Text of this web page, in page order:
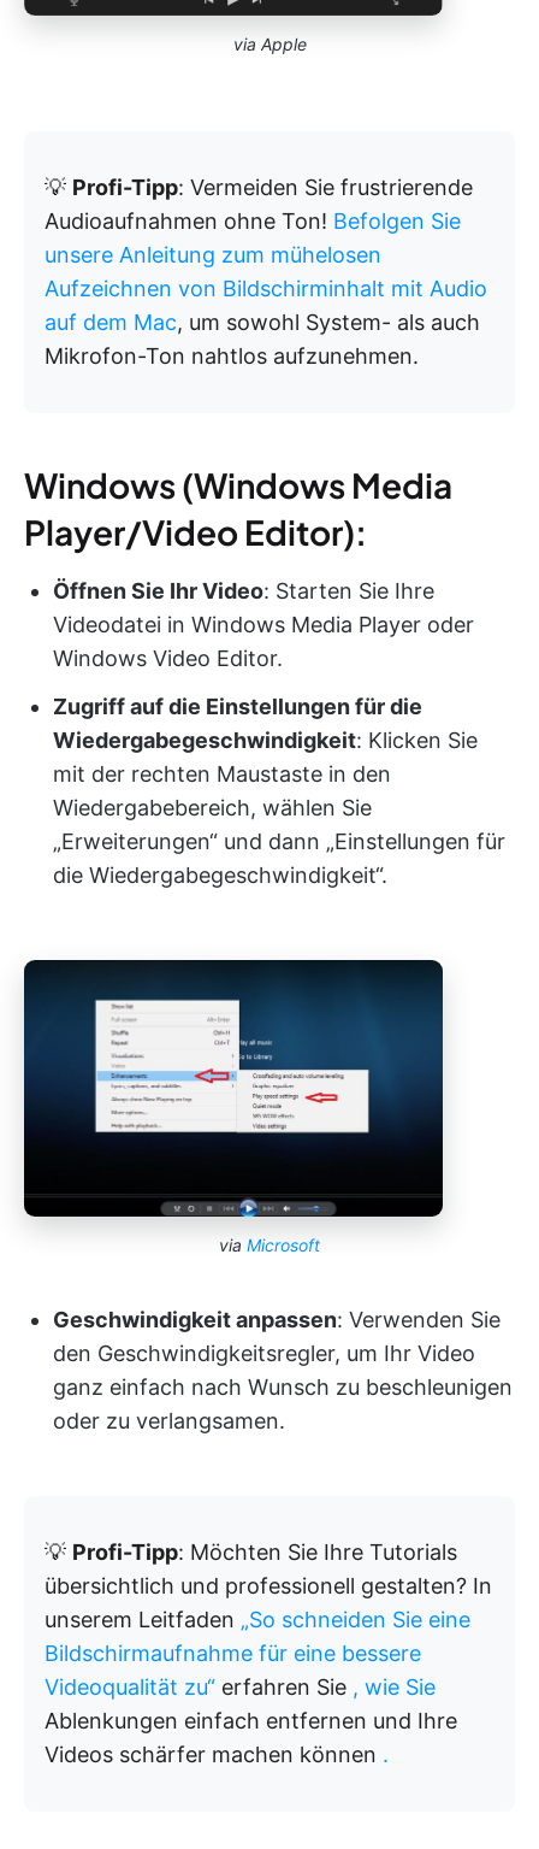
via Apple
💡 Profi-Tipp: Vermeiden Sie frustrierende
Audioaufnahmen ohne Ton! Befolgen Sie
unsere Anleitung zum mühelosen
Aufzeichnen von Bildschirminhalt mit Audio
auf dem Mac, um sowohl System- als auch
Mikrofon-Ton nahtlos aufzunehmen.
Windows (Windows Media
Player/Video Editor):
Öffnen Sie Ihr Video: Starten Sie Ihre
Videodatei in Windows Media Player oder
Windows Video Editor.
Zugriff auf die Einstellungen für die
Wiedergabegeschwindigkeit: Klicken Sie
mit der rechten Maustaste in den
Wiedergabebereich, wählen Sie
„Erweiterungen“ und dann „Einstellungen für
die Wiedergabegeschwindigkeit“.
via Microsoft
Geschwindigkeit anpassen: Verwenden Sie
den Geschwindigkeitsregler, um Ihr Video
ganz einfach nach Wunsch zu beschleunigen
oder zu verlangsamen.
💡 Profi-Tipp: Möchten Sie Ihre Tutorials
übersichtlich und professionell gestalten? In
unserem Leitfaden „So schneiden Sie eine
Bildschirmaufnahme für eine bessere
Videoqualität zu“ erfahren Sie , wie Sie
Ablenkungen einfach entfernen und Ihre
Videos schärfer machen können .